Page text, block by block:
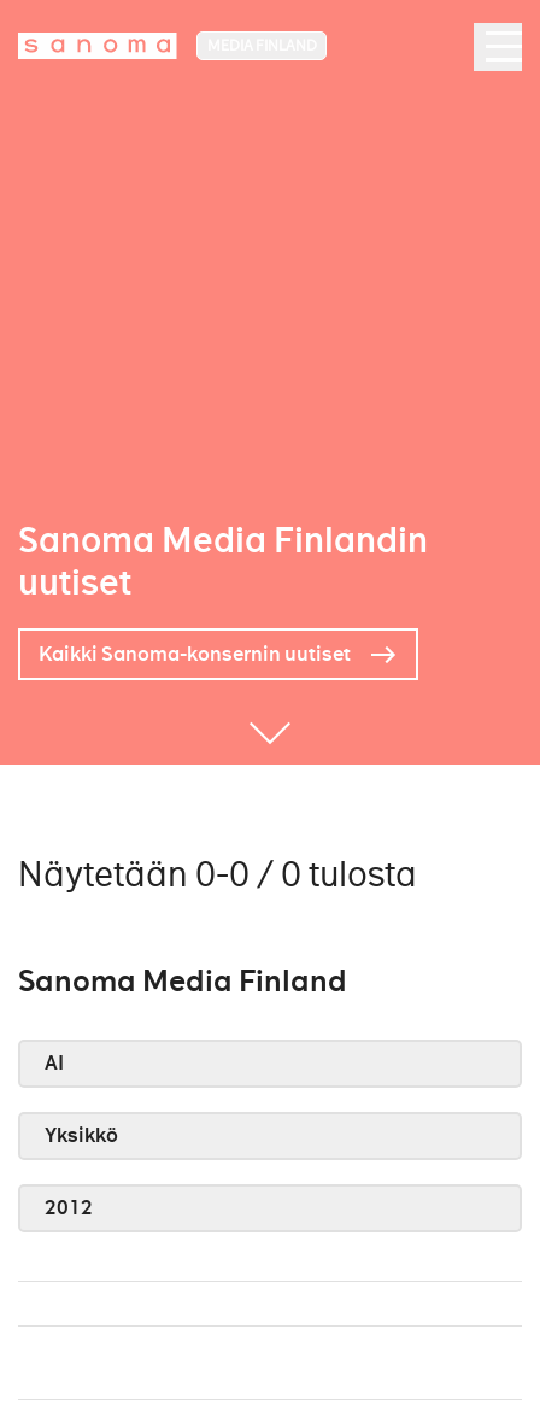
Sanoma Media Finlandin
uutiset
Kaikki Sanoma-konsernin uutiset
Näytetään 0-0 / 0 tulosta
Sanoma Media Finland
AI
Yksikkö
2012